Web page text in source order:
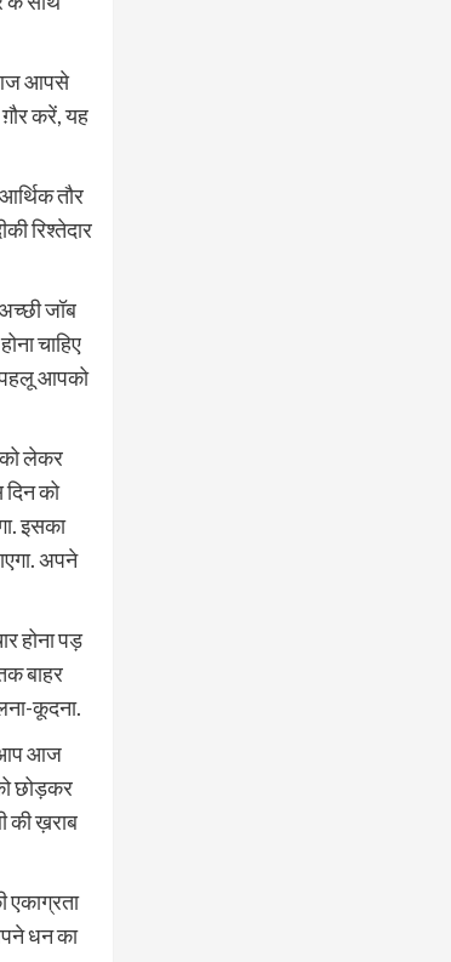
आज आपसे
करें, यह
तौर
रिश्तेदार
जॉब
चाहिए
पहलू आपको
लेकर
को
इसका
अपने
होना पड़
बाहर
कूदना.
आप आज
छोड़कर
की ख़राब
एकाग्रता
धन का